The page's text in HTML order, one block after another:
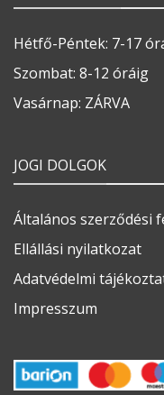
Hétfő-Péntek: 7-17
Szombat: 8-12 óráig
Vasárnap: ZÁRVA
JOGI DOLGOK
Általános szerződési
Ellállási nyilatkozat
Adatvédelmi
Impresszum